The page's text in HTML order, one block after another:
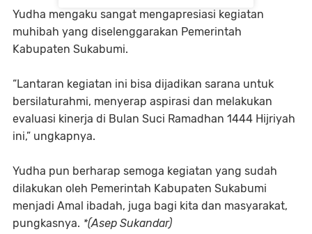
Yudha mengaku sangat mengapresiasi kegiatan
muhibah yang diselenggarakan Pemerintah
Kabupaten Sukabumi.
“Lantaran kegiatan ini bisa dijadikan sarana untuk
bersilaturahmi, menyerap aspirasi dan melakukan
evaluasi kinerja di Bulan Suci Ramadhan 1444 Hijriyah
ini,” ungkapnya.
Yudha pun berharap semoga kegiatan yang sudah
dilakukan oleh Pemerintah Kabupaten Sukabumi
menjadi Amal ibadah, juga bagi kita dan masyarakat,
pungkasnya. *(Asep Sukandar)